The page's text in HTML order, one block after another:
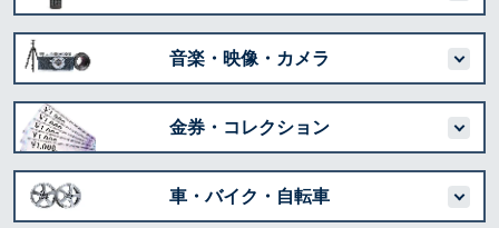
音楽・映像・カメラ
金券・コレクション
車・バイク・自転車